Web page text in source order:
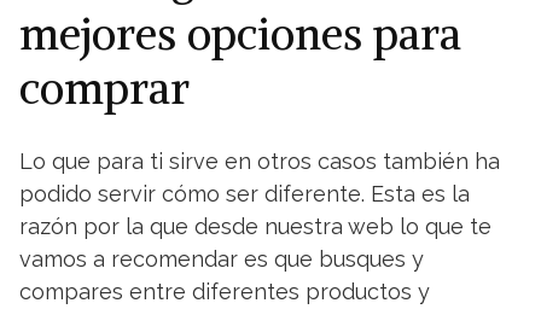
mejores opciones para
comprar
Lo que para ti sirve en otros casos también ha
podido servir cómo ser diferente. Esta es la
razón por la que desde nuestra web lo que te
vamos a recomendar es que busques y
compares entre diferentes productos y